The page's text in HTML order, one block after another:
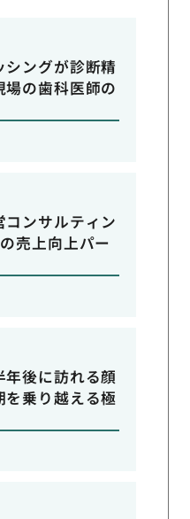
ングが診断精
の歯科医師の
ンサルティン
売上向上パー
後に訪れる顔
を乗り越える極